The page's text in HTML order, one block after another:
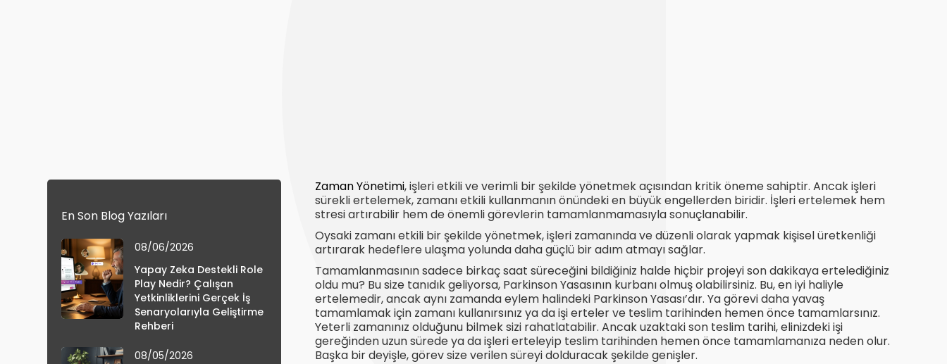
En Son Blog Yazıları
08/06/2026
Yapay Zeka Destekli Role
Play Nedir? Çalışan
Yetkinliklerini Gerçek İş
Senaryolarıyla Geliştirme
Rehberi
08/05/2026
Zaman Yönetimi, işleri etkili ve verimli bir şekilde yönetmek açısından kritik öneme sahiptir. Ancak işleri
sürekli ertelemek, zamanı etkili kullanmanın önündeki en büyük engellerden biridir. İşleri ertelemek hem
stresi artırabilir hem de önemli görevlerin tamamlanmamasıyla sonuçlanabilir.
Oysaki zamanı etkili bir şekilde yönetmek, işleri zamanında ve düzenli olarak yapmak kişisel üretkenliği
artırarak hedeflere ulaşma yolunda daha güçlü bir adım atmayı sağlar.
Tamamlanmasının sadece birkaç saat süreceğini bildiğiniz halde hiçbir projeyi son dakikaya ertelediğiniz
oldu mu? Bu size tanıdık geliyorsa, Parkinson Yasasının kurbanı olmuş olabilirsiniz. Bu, en iyi haliyle
ertelemedir, ancak aynı zamanda eylem halindeki Parkinson Yasası’dır. Ya görevi daha yavaş
tamamlamak için zamanı kullanırsınız ya da işi erteler ve teslim tarihinden hemen önce tamamlarsınız.
Yeterli zamanınız olduğunu bilmek sizi rahatlatabilir. Ancak uzaktaki son teslim tarihi, elinizdeki işi
gereğinden uzun sürede ya da işleri erteleyip teslim tarihinden hemen önce tamamlamanıza neden olur.
Başka bir deyişle, görev size verilen süreyi dolduracak şekilde genişler.